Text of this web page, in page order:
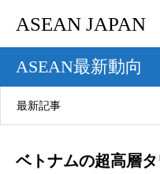
ASEAN JAPAN
ASEAN最新動向
最新記事
ベトナムの超高層